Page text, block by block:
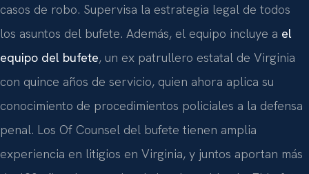
casos de robo. Supervisa la estrategia legal de todos
los asuntos del bufete. Además, el equipo incluye a el
equipo del bufete, un ex patrullero estatal de Virginia
con quince años de servicio, quien ahora aplica su
conocimiento de procedimientos policiales a la defensa
penal. Los Of Counsel del bufete tienen amplia
experiencia en litigios en Virginia, y juntos aportan más